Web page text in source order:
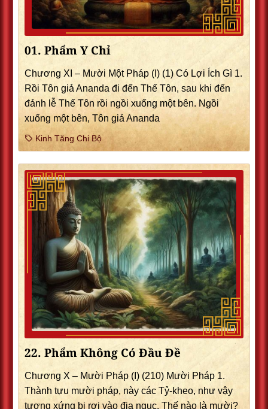
01. Phẩm Y Chỉ
Chương XI – Mười Một Pháp (I) (1) Có Lợi Ích Gì 1.
Rồi Tôn giả Ananda đi đến Thế Tôn, sau khi đến
đảnh lễ Thế Tôn rồi ngồi xuống một bên. Ngồi
xuống một bên, Tôn giả Ananda
Kinh Tăng Chi Bộ
22. Phẩm Không Có Ðầu Ðề
Chương X – Mười Pháp (I) (210) Mười Pháp 1.
Thành tựu mười pháp, này các Tỷ-kheo, như vậy
tương xứng bị rơi vào địa ngục. Thế nào là mười?